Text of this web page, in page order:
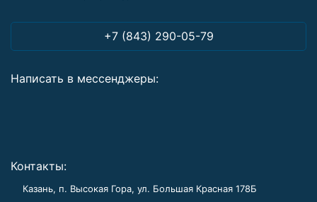
+7 (843) 290-05-79
Написать в мессенджеры:
Контакты:
Казань, п. Высокая Гора, ул. Большая Красная 178Б